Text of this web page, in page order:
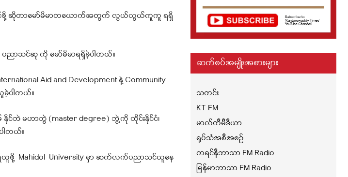
နိုင်ဖို့ ဆိုတာမော်မိမာတယောက်အတွက် လွယ်လွယ်ကူကူ ရရှိ
ညာသင်ဆု ကို မော်မိမာရရှိခဲ့ပါတယ်။
Aid and Development နဲ့ Community
ခဲ့ပါတယ်။
င်ဘဲ မဟာဘွဲ (master degree) ဘွဲ့ကို ထိုင်းနိုင်ငံ၊
ါတယ်။
ဖို့ Mahidol University မှာ ဆက်လက်ပညာသင်ယူနေ
ဆက်စပ်အမျိုးအစားများ
သတင်း
KT FM
မာလ်တီမီဒီယာ
ရုပ်သံအစီအစဉ်
ကရင်နီဘာသာ FM Radio
မြန်မာဘာသာ FM Radio